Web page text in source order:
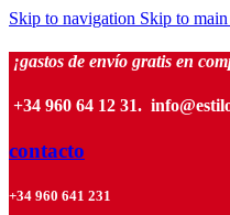
Skip to navigation Skip to
¡gastos de envío gratis en
+34 960 64 12 31.
contacto
+34 960 641 231